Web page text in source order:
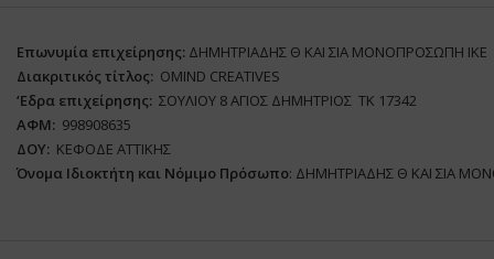
Επωνυμία επιχείρησης: ΔΗΜΗΤΡΙΑΔΗΣ Θ ΚΑΙ ΣΙΑ ΜΟΝΟΠΡΟΣΩΠΗ ΙΚΕ
Διακριτικός τίτλος: ΟΜΙΝD CREATIVES
‘Eδρα επιχείρησης: ΣΟΥΛΙΟΥ 8 ΑΓΙΟΣ ΔΗΜΗΤΡΙΟΣ ΤΚ 17342
ΑΦΜ: 998908635
ΔΟΥ: ΚΕΦΟΔΕ ΑΤΤΙΚΗΣ
Όνομα Ιδιοκτήτη και Νόμιμο Πρόσωπο: ΔΗΜΗΤΡΙΑΔΗΣ Θ ΚΑΙ ΣΙΑ